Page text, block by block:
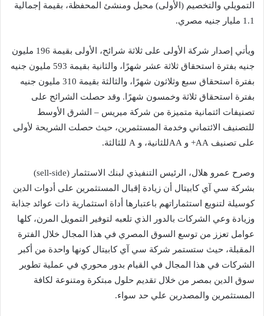
التمويلي والتخصيم (الأولى) محيل ومنشئ المحفظة، بقيمة إجمالية
1.1 مليار جنيه مصري.
ويأتي إصدار شركة الأولى على ثلاثة شرائح، الأولى بقيمة 196 مليون
جنيه بفترة استحقاق ثلاثة عشر شهرًا، والثانية بقيمة 593 مليون جنيه
بفترة استحقاق سبع وثلاثون شهرًا، والثالثة بقيمة 310 مليون جنيه
بفترة استحقاق ثلاثة وخمسون شهرًا. وقد حصلت الشرائح على
تصنيفات ائتمانية متميزة من شركة ميريس – الشرق الأوسط
للتصنيف الائتماني وخدمة المستثمرين، حيث حصلت الشريحة لأولى
على تصنيف AA+ و AAللثانية، و A للثالثة.
وصرح عمرو هلال، الرئيس التنفيذي لبنك الاستثمار (sell-side)
بشركة سي آي كابيتال أن زيادة إقبال المستثمرين على أدوات الدين
كوسيلة لتنويع استثماراتهم باعتبارها أداة استثمارية ذات عوائد جذابة
وزيادة وعي الشركات بالدور الذي تلعبه لتوفير التمويل المرن، كلها
عوامل تعزز من توسع السوق المصري في هذا المجال خلال الفترة
المقبلة، حيث ستستمر شركة سي آي كابيتال كونها واحدة من أكبر
الشركات في هذا المجال في القيام بدور محوري في عملية تطوير
سوق الدين بمصر من خلال تقديم حلول مبتكرة ومتنوعة لكافة
المستثمرين والمصدرين علي حد سواء.